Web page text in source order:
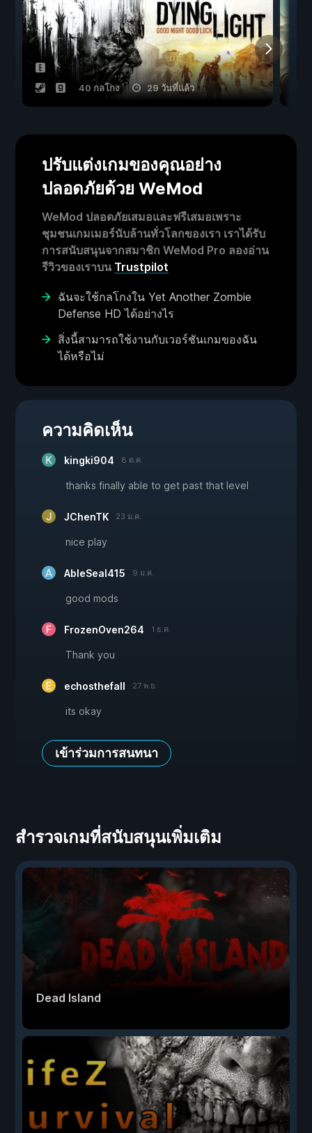
40 กลโกง 29 วันที่แล้ว
ปรับแต่งเกมของคุณอย่าง
ปลอดภัยด้วย WeMod
WeMod ปลอดภัยเสมอและฟรีเสมอเพราะ
ชุมชนเกมเมอร์นับล้านทั่วโลกของเรา เราได้รับ
การสนับสนุนจากสมาชิก WeMod Pro ลองอ่าน
รีวิวของเราบน Trustpilot
ฉันจะใช้กลโกงใน Yet Another Zombie
Defense HD ได้อย่างไร
สิ่งนี้สามารถใช้งานกับเวอร์ชันเกมของฉัน
ได้หรือไม่
ความคิดเห็น
kingki904 8 ต.ค.
thanks finally able to get past that level
JChenTK 23 ม.ค.
nice play
AbleSeal415 9 ม.ค.
good mods
FrozenOven264 1 ธ.ค.
Thank you
echosthefall 27 พ.ย.
its okay
เข้าร่วมการสนทนา
สำรวจเกมที่สนับสนุนเพิ่มเติม
Dead Island